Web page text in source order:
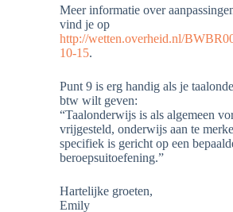
Meer informatie over
vind je op
http://wetten.overheid.nl/
10-15.
Punt 9 is erg handig als je
btw wilt geven:
“Taalonderwijs is als algemeen
vrijgesteld, onderwijs aan te
specifiek is gericht op een
beroepsuitoefening.”
Hartelijke groeten,
Emily